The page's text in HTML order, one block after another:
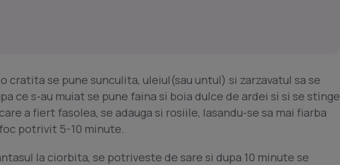
cratita se pune sunculita, uleiul(sau untul) si zarzavatul sa se
ce s-au muiat se pune faina si boia dulce de ardei si si se stinge
a fiert fasolea, se adauga si rosiile, lasandu-se sa mai fiarba
potrivit 5-10 minute.
la ciorbita, se potriveste de sare si dupa 10 minute se